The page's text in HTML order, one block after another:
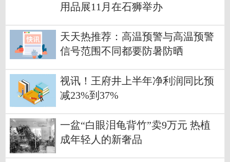
用品展11月在石狮举办
天天热推荐：高温预警与高温预警
信号范围不同都要防暑防晒
视讯！王府井上半年净利润同比预
减23%到37%
一盆“白眼泪龟背竹”卖9万元 热植
成年轻人的新奢品